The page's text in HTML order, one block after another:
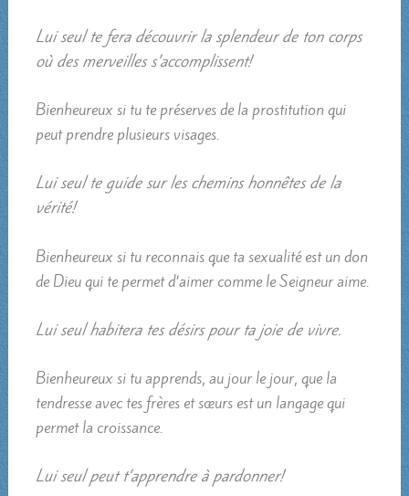
Lui seul te fera découvrir la splendeur de ton corps
où des merveilles s’accomplissent!
Bienheureux si tu te préserves de la prostitution qui
peut prendre plusieurs visages.
Lui seul te guide sur les chemins honnêtes de la
vérité!
Bienheureux si tu reconnais que ta sexualité est un don
de Dieu qui te permet d’aimer comme le Seigneur aime.
Lui seul habitera tes désirs pour ta joie de vivre.
Bienheureux si tu apprends, au jour le jour, que la
tendresse avec tes frères et sœurs est un langage qui
permet la croissance.
Lui seul peut t’apprendre à pardonner!